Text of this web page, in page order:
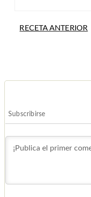
RECETA ANTERIOR
Subscribirse